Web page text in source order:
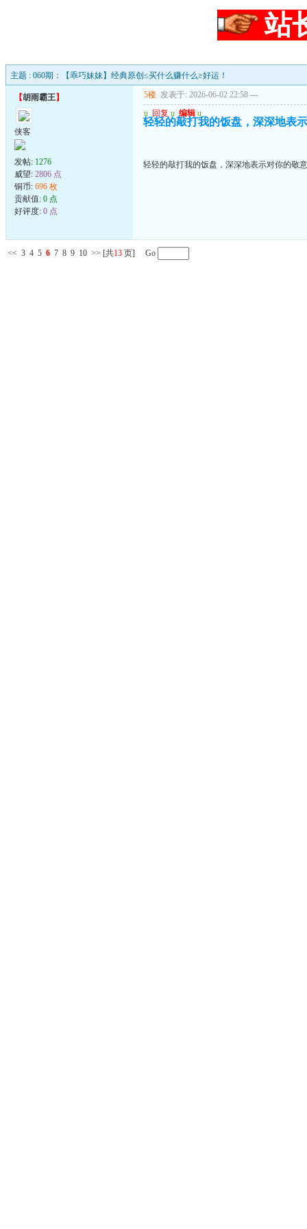
站
主题 : 060期：【乖巧妹妹】经典原创≤买什么赚什么≥好运！
【胡雨霸王】
侠客
发帖: 1276
威望: 2806 点
铜币: 696 枚
贡献值: 0 点
好评度: 0 点
5楼 发表于: 2026-06-02 22:58 ---
u 回复 u 编辑 u
轻轻的敲打我的饭盘，深深地表
轻轻的敲打我的饭盘，深深地表示对你的敬
<< 3 4 5 6 7 8 9 10 >> [共13 页] Go